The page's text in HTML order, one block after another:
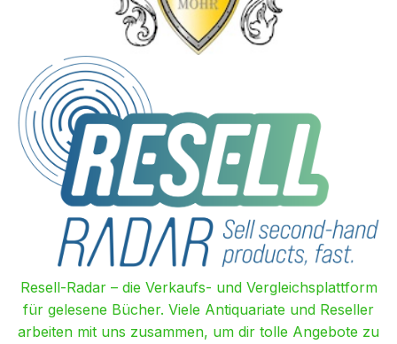
Resell-Radar – die Verkaufs- und Vergleichsplattform
für gelesene Bücher. Viele Antiquariate und Reseller
arbeiten mit uns zusammen, um dir tolle Angebote zu